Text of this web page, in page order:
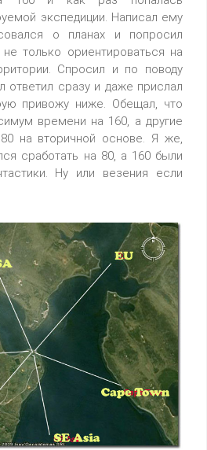
экспедиции. Написал ему
о планах и попросил
только ориентироваться на
Спросил и по поводу
ответил сразу и даже прислал
привожу ниже. Обещал, что
времени на 160, а другие
на вторичной основе. Я же,
сработать на 80, а 160 были
Ну или везения если